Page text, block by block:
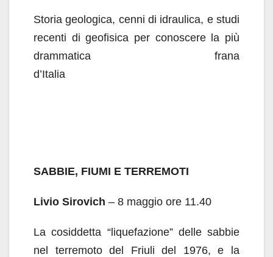
Storia geologica, cenni di idraulica, e studi
recenti di geofisica per conoscere la più
drammatica frana
d’Italia
SABBIE, FIUMI E TERREMOTI
Livio Sirovich – 8 maggio ore 11.40
La cosiddetta “liquefazione” delle sabbie
nel terremoto del Friuli del 1976, e la